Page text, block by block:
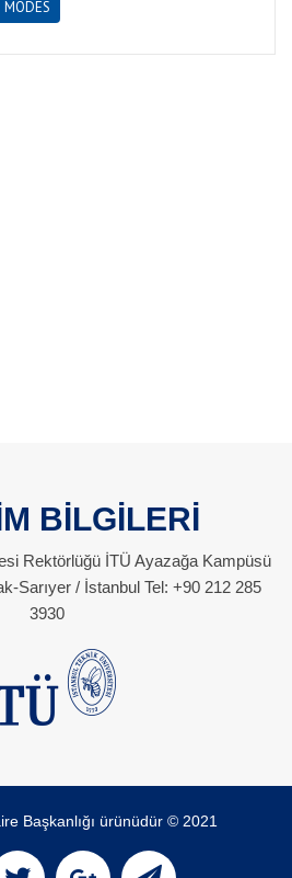
MODES
BİLGİLERİ
Rektörlüğü İTÜ Ayazağa Kampüsü
Sarıyer / İstanbul Tel: +90 212 285
3930
Başkanlığı ürünüdür © 2021